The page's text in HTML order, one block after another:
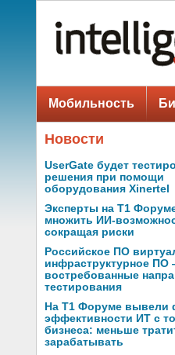
Мобильность
Новости
UserGate будет
решения при помощи
оборудования Xinertel
Эксперты на Т1
множить ИИ-
сокращая риски
Российское ПО
инфраструктурное ПО
востребованные
тестирования
На Т1 Форуме вывели
эффективности ИТ с
бизнеса: меньше
зарабатывать